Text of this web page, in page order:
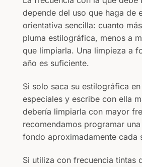
depende del uso que haga de
orientativa sencilla: cuanto
pluma estilográfica, menos a
que limpiarla. Una limpieza a
año es suficiente.
Si solo saca su estilográfica
especiales y escribe con ella
debería limpiarla con mayor
recomendamos programar
fondo aproximadamente cada
Si utiliza con frecuencia tintas